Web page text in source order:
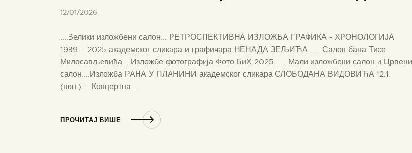
12/01/2026
....Велики изложбени салон... РЕТРОСПЕКТИВНА ИЗЛОЖБА ГРАФИКА - ХРОНОЛОГИЈА
1989 – 2025 академског сликара и графичара НЕНАДА ЗЕЉИЋА ..... Салон бана Тисе
Милосављевића... Изложбе фотографија Фото БиХ 2025 ..... Мали изложбени салон и Црвени
салон....Изложба РАНА У ПЛАНИНИ академског сликара СЛОБОДАНА ВИДОВИЋА 12.1.
(пон.) - Концертна…
ПРОЧИТАЈ ВИШЕ